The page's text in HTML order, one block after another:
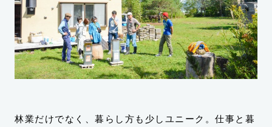
林業だけでなく、暮らし方も少しユニーク。仕事と暮